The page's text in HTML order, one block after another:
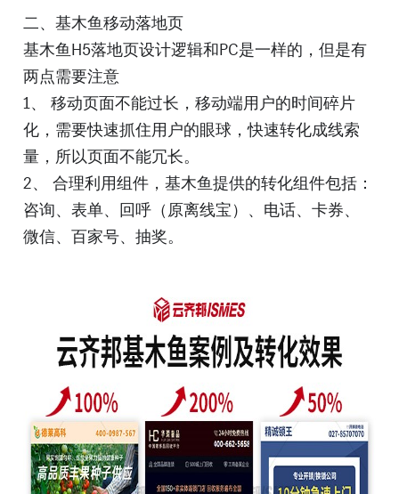
二、基木鱼移动落地页
基木鱼H5落地页设计逻辑和PC是一样的，但是有
两点需要注意
1、 移动页面不能过长，移动端用户的时间碎片
化，需要快速抓住用户的眼球，快速转化成线索
量，所以页面不能冗长。
2、 合理利用组件，基木鱼提供的转化组件包括：
咨询、表单、回呼（原离线宝）、电话、卡券、
微信、百家号、抽奖。